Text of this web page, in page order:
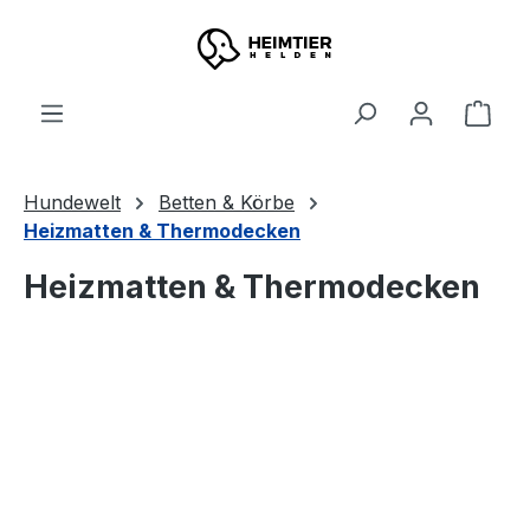
Zum Hauptinhalt springen
Hundewelt
Betten & Körbe
Heizmatten & Thermodecken
Heizmatten & Thermodecken